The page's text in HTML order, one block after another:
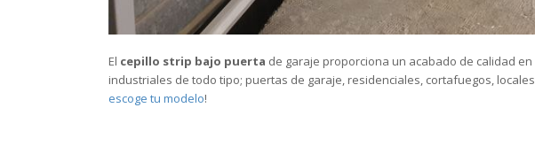
El cepillo strip bajo puerta de garaje proporciona un acabado de calidad
industriales de todo tipo; puertas de garaje, residenciales, cortafuegos,
escoge tu modelo!